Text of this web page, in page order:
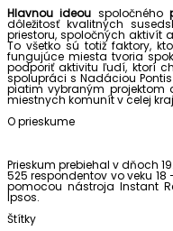
Hlavnou ideou spoločného
dôležitosť kvalitných
priestoru, spoločných aktivít
To všetko sú totiž faktory,
fungujúce miesta tvoria
podporiť aktivitu ľudí, ktorí
spolupráci s Nadáciou
piatim vybraným projektom
miestnych komunít v celej
O prieskume
Prieskum prebiehal v dňoch
525 respondentov vo veku
pomocou nástroja Instant
Ipsos.
Štítky